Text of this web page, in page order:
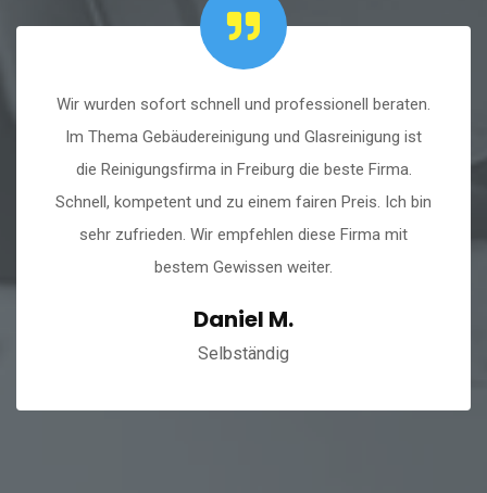
und professionell beraten.
und Glasreinigung ist
in Freiburg die beste Firma.
zu einem fairen Preis. Ich bin
empfehlen diese Firma mit
Cleansafe
Monaten lang die
Von der Beratung
Service